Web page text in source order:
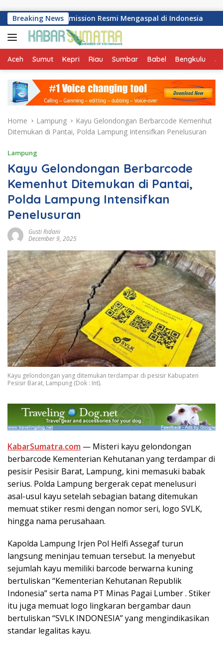
Breaking News
Transmission Resmi Mengaspal di Indonesia
Aceh Sumut Kepri Riau Sumbar Babel Bengkulu
Home Lampung
Kayu Gelondongan Berbarcode Kemenhut
Ditemukan di Pantai, Polda Lampung Intensifkan Penelusuran
Lampung
Kayu Gelondongan Berbarcode
Kemenhut Ditemukan di Pantai,
Polda Lampung Intensifkan
Penelusuran
Gusti Ridani
December 9, 2025
Kayu gelondongan yang ditemukan terdampar di pesisir Kabupaten
Pesisir Barat, Lampung (Dok : Int).
KabarSumatra.com — Misteri kayu gelondongan
berbarcode Kementerian Kehutanan yang terdampar di
pesisir Pesisir Barat, Lampung, kini memasuki babak
serius. Polda Lampung bergerak cepat menelusuri
asal-usul kayu setelah sebagian batang ditemukan
memuat stiker resmi dengan nomor seri, logo SVLK,
hingga nama perusahaan.
Kapolda Lampung Irjen Pol Helfi Assegaf turun
langsung meninjau temuan tersebut. Ia menyebut
sejumlah kayu memiliki barcode berwarna kuning
bertuliskan “Kementerian Kehutanan Republik
Indonesia” serta nama PT Minas Pagai Lumber . Stiker
itu juga memuat logo lingkaran bergambar daun
bertuliskan “SVLK INDONESIA” yang mengindikasikan
standar legalitas kayu.